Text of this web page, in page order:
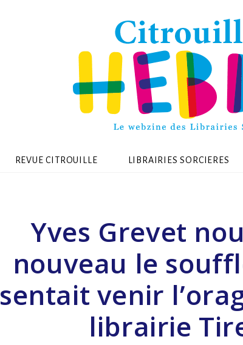
REVUE CITROUILLE LIBRAIRIES SORCIERES
Yves Grevet
nouveau le
sentait venir
librairie